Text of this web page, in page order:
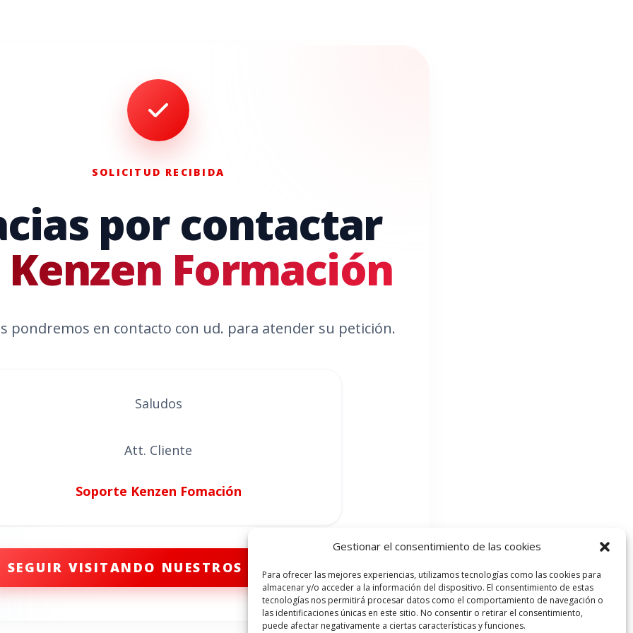
Gestionar el consentimiento de las cookies
Para ofrecer las mejores experiencias, utilizamos tecnologías como las cookies para
almacenar y/o acceder a la información del dispositivo. El consentimiento de estas
tecnologías nos permitirá procesar datos como el comportamiento de navegación o
las identificaciones únicas en este sitio. No consentir o retirar el consentimiento,
puede afectar negativamente a ciertas características y funciones.
SOLICITUD RECIBIDA
por contactar
Kenzen Formación
pondremos en contacto con ud. para atender su petición.
Saludos
Att. Cliente
Soporte Kenzen Fomación
SEGUIR VISITANDO NUESTROS CURSOS